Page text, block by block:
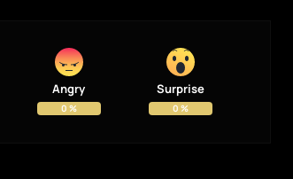
Angry
0 %
Surprise
0 %